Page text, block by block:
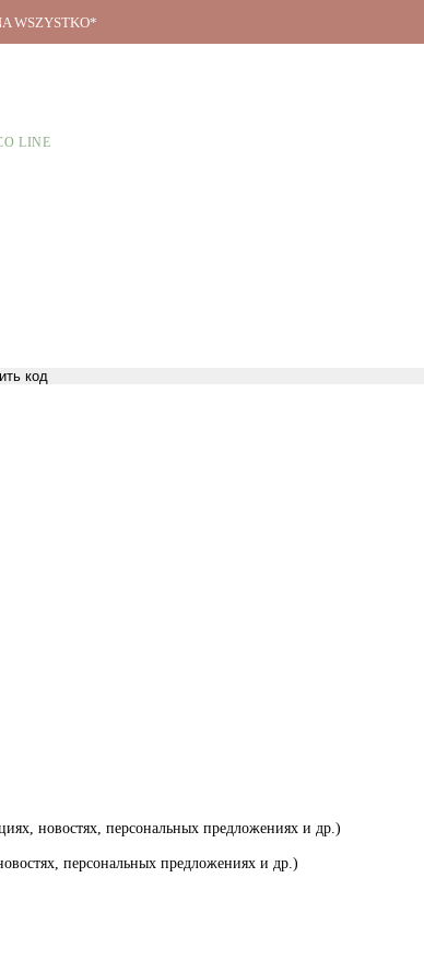
WSZYSTKO*
LINE
код
новостях, персональных предложениях и др.)
персональных предложениях и др.)